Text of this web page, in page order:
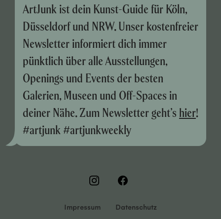
ArtJunk ist dein Kunst-Guide für Köln,
Düsseldorf und NRW. Unser kostenfreier
Newsletter informiert dich immer
pünktlich über alle Ausstellungen,
Openings und Events der besten
Galerien, Museen und Off-Spaces in
deiner Nähe. Zum Newsletter geht’s hier!
#artjunk #artjunkweekly
Impressum Datenschutz